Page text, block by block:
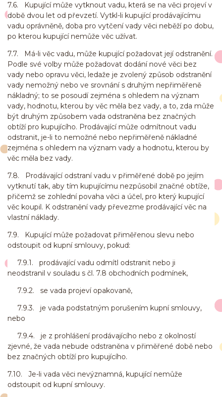
7.6. Kupující může vytknout vadu, která se na věci projeví v
době dvou let od převzetí. Vytkl-li kupující prodávajícímu
vadu oprávněně, doba pro vytčení vady věci neběží po dobu,
po kterou kupující nemůže věc užívat.
7.7. Má-li věc vadu, může kupující požadovat její odstranění.
Podle své volby může požadovat dodání nové věci bez
vady nebo opravu věci, ledaže je zvolený způsob odstranění
vady nemožný nebo ve srovnání s druhým nepřiměřeně
nákladný; to se posoudí zejména s ohledem na význam
vady, hodnotu, kterou by věc měla bez vady, a to, zda může
být druhým způsobem vada odstraněna bez značných
obtíží pro kupujícího. Prodávající může odmítnout vadu
odstranit, je-li to nemožné nebo nepřiměřeně nákladné
zejména s ohledem na význam vady a hodnotu, kterou by
věc měla bez vady.
7.8. Prodávající odstraní vadu v přiměřené době po jejím
vytknutí tak, aby tím kupujícímu nezpůsobil značné obtíže,
přičemž se zohlední povaha věci a účel, pro který kupující
věc koupil. K odstranění vady převezme prodávající věc na
vlastní náklady.
7.9. Kupující může požadovat přiměřenou slevu nebo
odstoupit od kupní smlouvy, pokud:
7.9.1. prodávající vadu odmítl odstranit nebo ji
neodstranil v souladu s čl. 7.8 obchodních podmínek,
7.9.2. se vada projeví opakovaně,
7.9.3. je vada podstatným porušením kupní smlouvy,
nebo
7.9.4. je z prohlášení prodávajícího nebo z okolností
zjevné, že vada nebude odstraněna v přiměřené době nebo
bez značných obtíží pro kupujícího.
7.10. Je-li vada věci nevýznamná, kupující nemůže
odstoupit od kupní smlouvy.